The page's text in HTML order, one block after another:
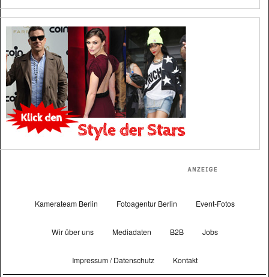
Kamerateam Berlin Fotoagentur Berlin Event-Fotos
Wir über uns Mediadaten B2B Jobs
Impressum / Datenschutz Kontakt